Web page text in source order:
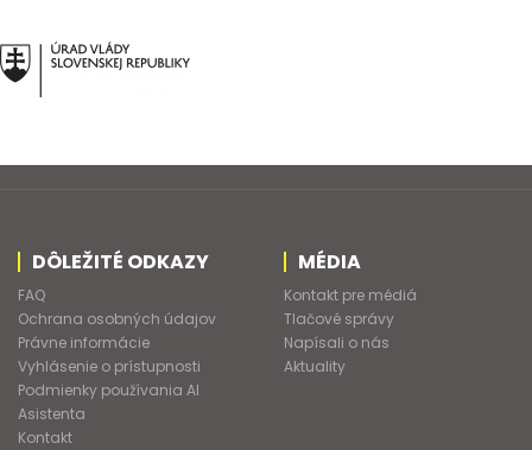
DÔLEŽITÉ ODKAZY
FAQ
Ochrana osobných údajov
Právne informácie
Vyhlásenie o prístupnosti
Podmienky používania AI
Asistenta
Kontakt
MÉDIA
Kontakt pre médiá
Tlačové správy
Napísali o nás
Aktuality